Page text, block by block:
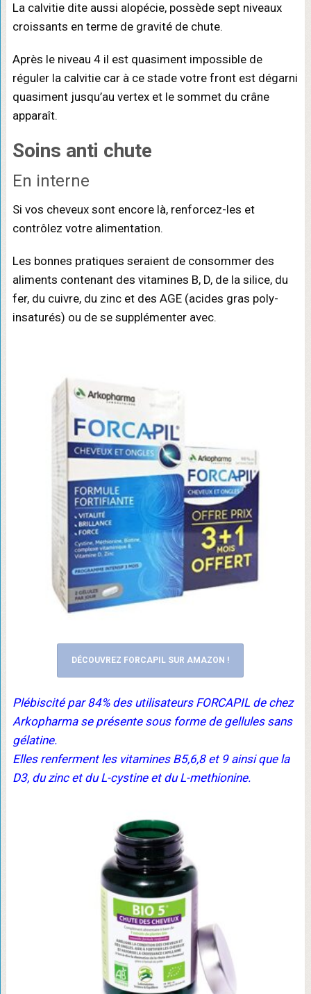
La calvitie dite aussi alopécie, possède sept niveaux
croissants en terme de gravité de chute.
Après le niveau 4 il est quasiment impossible de
réguler la calvitie car à ce stade votre front est dégarni
quasiment jusqu’au vertex et le sommet du crâne
apparaît.
Soins anti chute
En interne
Si vos cheveux sont encore là, renforcez-les et
contrôlez votre alimentation.
Les bonnes pratiques seraient de consommer des
aliments contenant des vitamines B, D, de la silice, du
fer, du cuivre, du zinc et des AGE (acides gras poly-
insaturés) ou de se supplémenter avec.
DÉCOUVREZ FORCAPIL SUR AMAZON !
Plébiscité par 84% des utilisateurs FORCAPIL de chez
Arkopharma se présente sous forme de gellules sans
gélatine.
Elles renferment les vitamines B5,6,8 et 9 ainsi que la
D3, du zinc et du L-cystine et du L-methionine.